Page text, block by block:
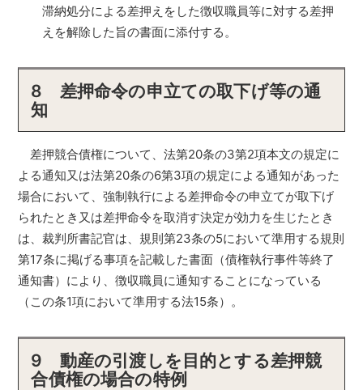
滞納処分による差押えをした徴収職員等に対する差押
えを解除した旨の書面に添付する。
8 差押命令の申立ての取下げ等の通
知
差押競合債権について、法第20条の3第2項本文の規定に
よる通知又は法第20条の6第3項の規定による通知があった
場合において、強制執行による差押命令の申立てが取下げ
られたとき又は差押命令を取消す決定が効力を生じたとき
は、裁判所書記官は、規則第23条の5において準用する規則
第17条に掲げる事項を記載した書面（債権執行事件等終了
通知書）により、徴収職員に通知することになっている
（この条1項において準用する法15条）。
9 動産の引渡しを目的とする差押競
合債権の場合の特例